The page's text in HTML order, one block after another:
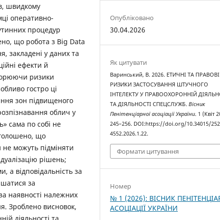
швидкому
оперативно-
процедур
що робота з Big Data
закладені у даних та
ефекти й
ризики
гостро ці
зон підвищеного
облич у
сама по собі не
що
не можуть підміняти
рішень;
відповідальність за
за
наявності належних
Зроблено висновок,
Опубліковано
30.04.2026
Як цитувати
Варинський, В. 2026. ЕТИЧНІ ТА ПРАВОВІ
РИЗИКИ ЗАСТОСУВАННЯ ШТУЧНОГО
ІНТЕЛЕКТУ У ПРАВООХОРОННІЙ
ТА ДІЯЛЬНОСТІ СПЕЦСЛУЖБ.Вісник
Пенітенціарної асоціації України. 1 (Квіт
245–256. DOI:https://doi.org/10.34015/
4552.2026.1.22.
Формати цитування
Номер
№ 1 (2026): ВІСНИК
АСОЦІАЦІЇ УКРАЇНИ